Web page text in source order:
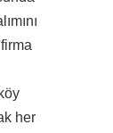
her